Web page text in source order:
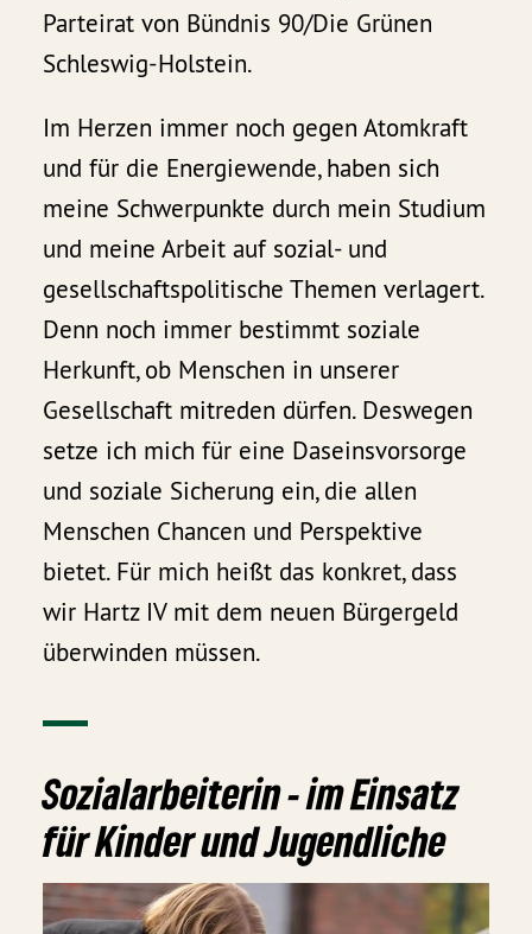
Parteirat von Bündnis 90/Die Grünen
Schleswig-Holstein.
Im Herzen immer noch gegen Atomkraft
und für die Energiewende, haben sich
meine Schwerpunkte durch mein Studium
und meine Arbeit auf sozial- und
gesellschaftspolitische Themen verlagert.
Denn noch immer bestimmt soziale
Herkunft, ob Menschen in unserer
Gesellschaft mitreden dürfen. Deswegen
setze ich mich für eine Daseinsvorsorge
und soziale Sicherung ein, die allen
Menschen Chancen und Perspektive
bietet. Für mich heißt das konkret, dass
wir Hartz IV mit dem neuen Bürgergeld
überwinden müssen.
Sozialarbeiterin - im Einsatz
für Kinder und Jugendliche